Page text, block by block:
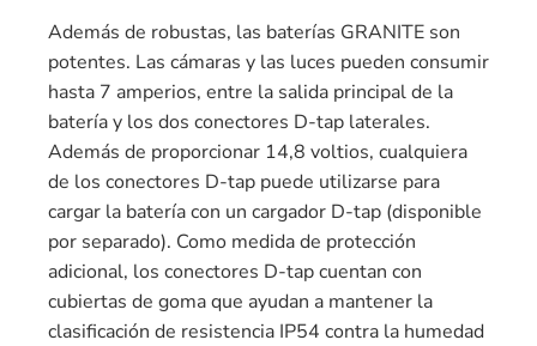
Además de robustas, las baterías GRANITE son
potentes. Las cámaras y las luces pueden consumir
hasta 7 amperios, entre la salida principal de la
batería y los dos conectores D-tap laterales.
Además de proporcionar 14,8 voltios, cualquiera
de los conectores D-tap puede utilizarse para
cargar la batería con un cargador D-tap (disponible
por separado). Como medida de protección
adicional, los conectores D-tap cuentan con
cubiertas de goma que ayudan a mantener la
clasificación de resistencia IP54 contra la humedad